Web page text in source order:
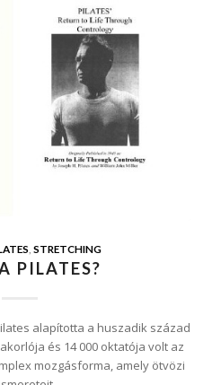
,STRETCHING
PILATES?
alapította a huszadik század
és 14 000 oktatója volt az
mozgásforma, amely ötvözi